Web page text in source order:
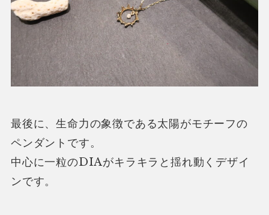
最後に、生命力の象徴である太陽がモチーフの
ペンダントです。
中心に一粒のDIAがキラキラと揺れ動くデザイ
ンです。